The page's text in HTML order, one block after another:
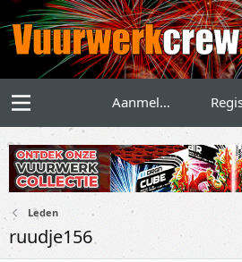
Aanmelden
Leden
ruudje156